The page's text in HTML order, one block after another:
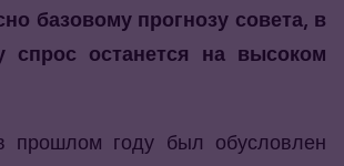
базовому прогнозу совета, в
спрос останется на высоком
прошлом году был обусловлен